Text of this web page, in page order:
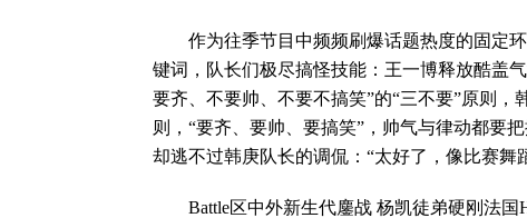
作为往季节目中频频刷爆话题热度的固定环
键词，队长们极尽搞怪技能：王一博释放酷盖
要齐、不要帅、不要不搞笑”的“三不要”原则，
则，“要齐、要帅、要搞笑”，帅气与律动都要
却逃不过韩庚队长的调侃：“太好了，像比赛舞
Battle区中外新生代鏖战 杨凯徒弟硬刚法国